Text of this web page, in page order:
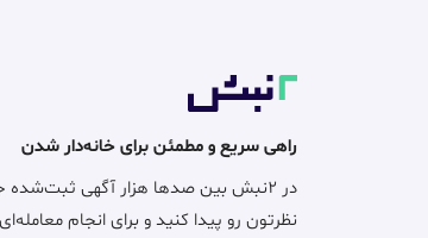
راهی سریع و مطمئن برای خانه‌دار شدن
در ۲نبش بین صدها هزار آگهی
نظرتون رو پیدا کنید و برای انجام